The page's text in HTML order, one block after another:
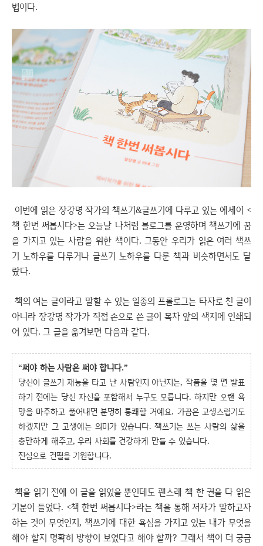
법이다.
이번에 읽은 장강명 작가의 책쓰기&글쓰기에 다루고 있는 에세이 <
책 한번 써봅시다>는 오늘날 나처럼 블로그를 운영하며 책쓰기에 꿈
을 가지고 있는 사람을 위한 책이다. 그동안 우리가 읽은 여러 책쓰
기 노하우를 다루거나 글쓰기 노하우를 다룬 책과 비슷하면서도 달
랐다.
책의 여는 글이라고 말할 수 있는 일종의 프롤로그는 타자로 친 글이
아니라 장강명 작가가 직접 손으로 쓴 글이 목차 앞의 색지에 인쇄되
어 있다. 그 글을 옮겨보면 다음과 같다.
“써야 하는 사람은 써야 합니다.”
당신이 글쓰기 재능을 타고 난 사람인지 아닌지는, 작품을 몇 편 발표
하기 전에는 당신 자신을 포함해서 누구도 모릅니다. 하지만 오랜 욕
망을 마주하고 풀어내면 분명히 통쾌할 거예요. 가끔은 고생스럽기도
하겠지만 그 고생에는 의미가 있습니다. 책쓰기는 쓰는 사람의 삶을
충만하게 해주고, 우리 사회를 건강하게 만들 수 있습니다.
진심으로 건필을 기원합니다.
책을 읽기 전에 이 글을 읽었을 뿐인데도 괜스레 책 한 권을 다 읽은
기분이 들었다. <책 한번 써봅시다>라는 책을 통해 저자가 말하고자
하는 것이 무엇인지, 책쓰기에 대한 욕심을 가지고 있는 내가 무엇을
해야 할지 명확히 방향이 보였다고 해야 할까? 그래서 책이 더 궁금